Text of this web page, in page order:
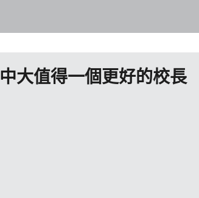
中大值得一個更好的校長